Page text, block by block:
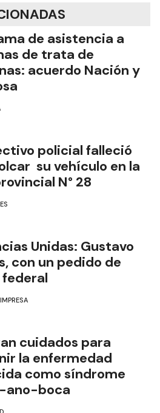
de asistencia a
de trata de
acuerdo Nación y
policial falleció
su vehículo en la
N° 28
Unidas: Gustavo
con un pedido de
cuidados para
la enfermedad
como síndrome
ano-boca